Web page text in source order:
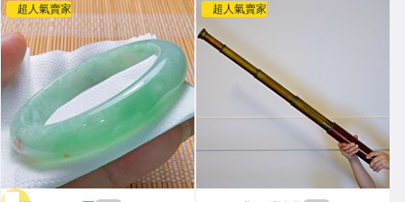
超人氣賣家 超人氣賣家